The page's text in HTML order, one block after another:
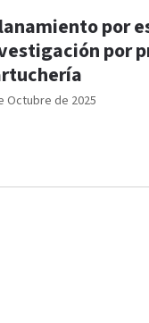
Octubre de 2025
por
por